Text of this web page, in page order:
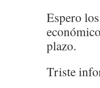
Espero
plazo.
Triste